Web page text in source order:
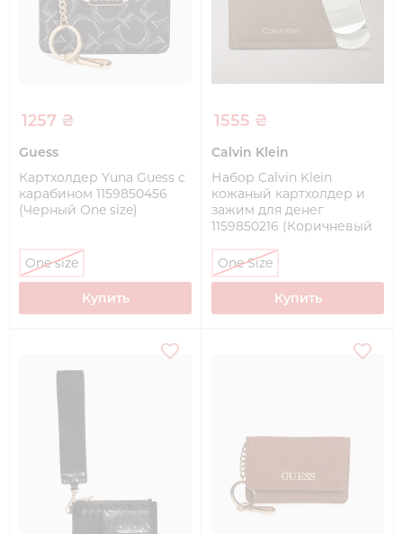
1257 ₴
Guess
Картхолдер Yuna Guess с
карабином 1159850456
(Черный One size)
One size
Купить
1555 ₴
Calvin Klein
Набор Calvin Klein
кожаный картхолдер и
зажим для денег
1159850216 (Коричневый
One Size
Купить